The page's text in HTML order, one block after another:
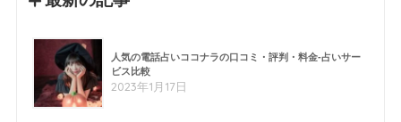
人気の電話占いココナラの口コミ・評判・料金-占いサー
ビス比較
2023年1月17日